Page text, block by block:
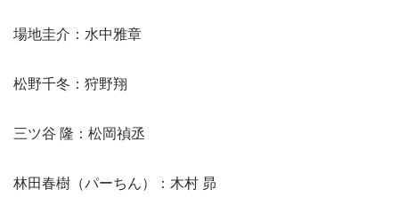
場地圭介：水中雅章
松野千冬：狩野翔
三ツ谷 隆：松岡禎丞
林田春樹（パーちん）：木村 昴